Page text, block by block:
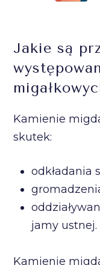
Jakie są
Kamienie
skutek:
odkładania
jamy ustnej.
Kamienie